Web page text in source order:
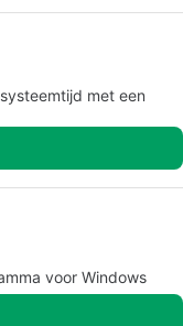
met een
voor Windows